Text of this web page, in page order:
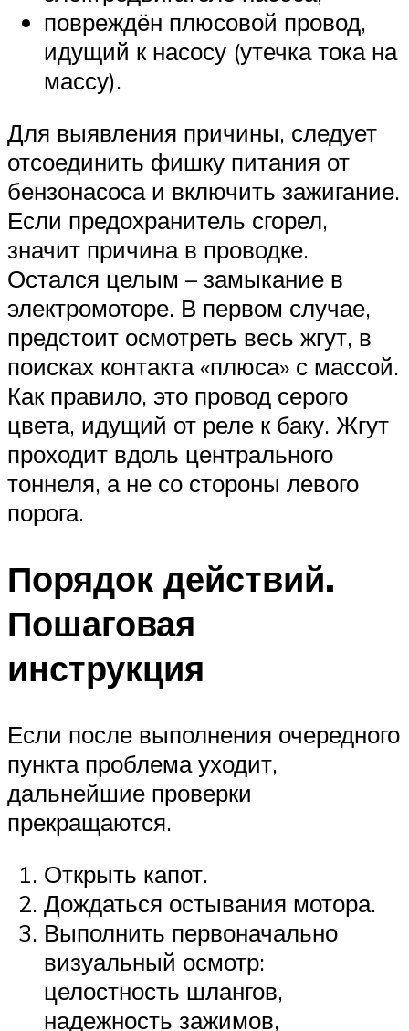
повреждён плюсовой провод,
идущий к насосу (утечка тока на
массу).
Для выявления причины, следует
отсоединить фишку питания от
бензонасоса и включить зажигание.
Если предохранитель сгорел,
значит причина в проводке.
Остался целым – замыкание в
электромоторе. В первом случае,
предстоит осмотреть весь жгут, в
поисках контакта «плюса» с массой.
Как правило, это провод серого
цвета, идущий от реле к баку. Жгут
проходит вдоль центрального
тоннеля, а не со стороны левого
порога.
Порядок действий.
Пошаговая
инструкция
Если после выполнения очередного
пункта проблема уходит,
дальнейшие проверки
прекращаются.
Открыть капот.
Дождаться остывания мотора.
Выполнить первоначально
визуальный осмотр:
целостность шлангов,
надежность зажимов,